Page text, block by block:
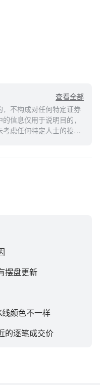
查看全部
不构成对任何特定证券
信息仅用于说明目的，
虑任何特定人士的投资
性。moomoo对上述内
摆盘更新
颜色不一样
的逐笔成交价